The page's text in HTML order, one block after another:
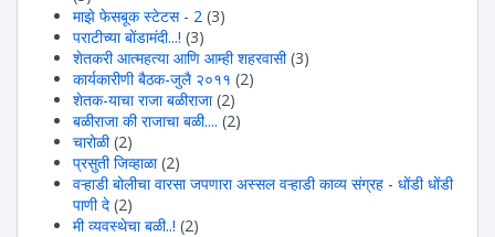
माझे फेसबूक स्टेटस - 2 (3)
पराटीच्या बोंडामंदी...! (3)
शेतकरी आत्महत्या आणि आम्ही शहरवासी (3)
कार्यकारीणी बैठक-जुलै २०११ (2)
शेतक-याचा राजा बळीराजा (2)
बळीराजा की राजाचा बळी.... (2)
चारोळी (2)
प्रसुती जिव्हाळा (2)
वऱ्हाडी बोलीचा वारसा जपणारा अस्सल वऱ्हाडी काव्य संग्रह - धोंडी धोंडी
पाणी दे (2)
मी व्यवस्थेचा बळी..! (2)